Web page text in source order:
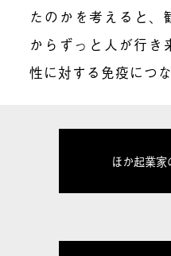
たのかを考えると
からずっと人が行き
性に対する免疫につ
ほか起業